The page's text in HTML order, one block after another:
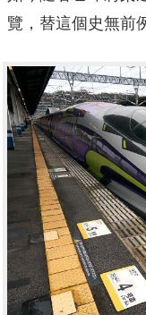
覽，替這個史無前